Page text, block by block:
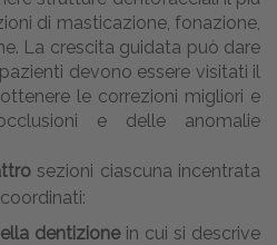
di masticazione, fonazione,
La crescita guidata può dare
devono essere visitati il
le correzioni migliori e
e delle anomalie
sezioni ciascuna incentrata
dentizionein cui si descrive